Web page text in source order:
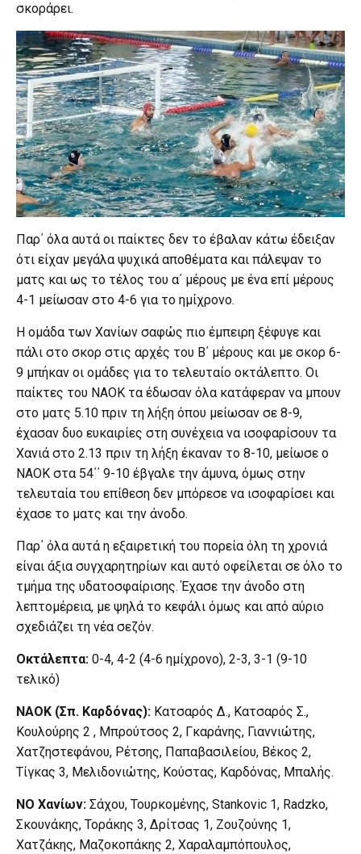
σκοράρει.
Παρ΄ όλα αυτά οι παίκτες δεν το έβαλαν κάτω έδειξαν
ότι είχαν μεγάλα ψυχικά αποθέματα και πάλεψαν το
ματς και ως το τέλος του α΄ μέρους με ένα επί μέρους
4-1 μείωσαν στο 4-6 για το ημίχρονο.
Η ομάδα των Χανίων σαφώς πιο έμπειρη ξέφυγε και
πάλι στο σκορ στις αρχές του Β΄ μέρους και με σκορ 6-
9 μπήκαν οι ομάδες για το τελευταίο οκτάλεπτο. Οι
παίκτες του ΝΑΟΚ τα έδωσαν όλα κατάφεραν να μπουν
στο ματς 5.10 πριν τη λήξη όπου μείωσαν σε 8-9,
έχασαν δυο ευκαιρίες στη συνέχεια να ισοφαρίσουν τα
Χανιά στο 2.13 πριν τη λήξη έκαναν το 8-10, μείωσε ο
ΝΑΟΚ στα 54΄΄ 9-10 έβγαλε την άμυνα, όμως στην
τελευταία του επίθεση δεν μπόρεσε να ισοφαρίσει και
έχασε το ματς και την άνοδο.
Παρ΄ όλα αυτά η εξαιρετική του πορεία όλη τη χρονιά
είναι άξια συγχαρητηρίων και αυτό οφείλεται σε όλο το
τμήμα της υδατοσφαίρισης. Έχασε την άνοδο στη
λεπτομέρεια, με ψηλά το κεφάλι όμως και από αύριο
σχεδιάζει τη νέα σεζόν.
Οκτάλεπτα: 0-4, 4-2 (4-6 ημίχρονο), 2-3, 3-1 (9-10
τελικό)
ΝΑΟΚ (Σπ. Καρδόνας): Κατσαρός Δ., Κατσαρός Σ.,
Κουλούρης 2 , Μπρούτσος 2, Γκαράνης, Γιαννιώτης,
Χατζηστεφάνου, Ρέτσης, Παπαβασιλείου, Βέκος 2,
Τίγκας 3, Μελιδονιώτης, Κούστας, Καρδόνας, Μπαλής.
ΝΟ Χανίων: Σάχου, Τουρκομένης, Stankovic 1, Radzko,
Σκουνάκης, Τοράκης 3, Δρίτσας 1, Ζουζούνης 1,
Χατζάκης, Μαζοκοπάκης 2, Χαραλαμπόπουλος,